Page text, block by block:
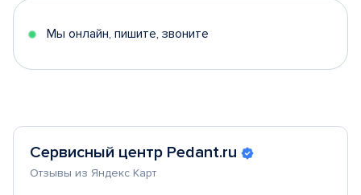
5
Мы онлайн, пишите, звоните
Сервисный центр Pedant.ru
Отзывы из Яндекс Карт